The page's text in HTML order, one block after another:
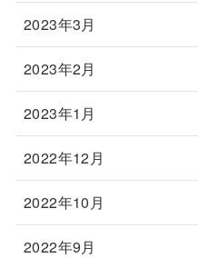
2023年3月
2023年2月
2023年1月
2022年12月
2022年10月
2022年9月